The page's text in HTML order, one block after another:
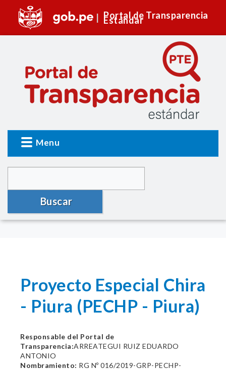
Portal de Transparencia
Estándar
Menu
Buscar
Proyecto Especial Chira
- Piura (PECHP - Piura)
Responsable del Portal de
Transparencia:ARREATEGUI RUIZ EDUARDO
ANTONIO
Nombramiento: RG Nº 016/2019-GRP-PECHP-